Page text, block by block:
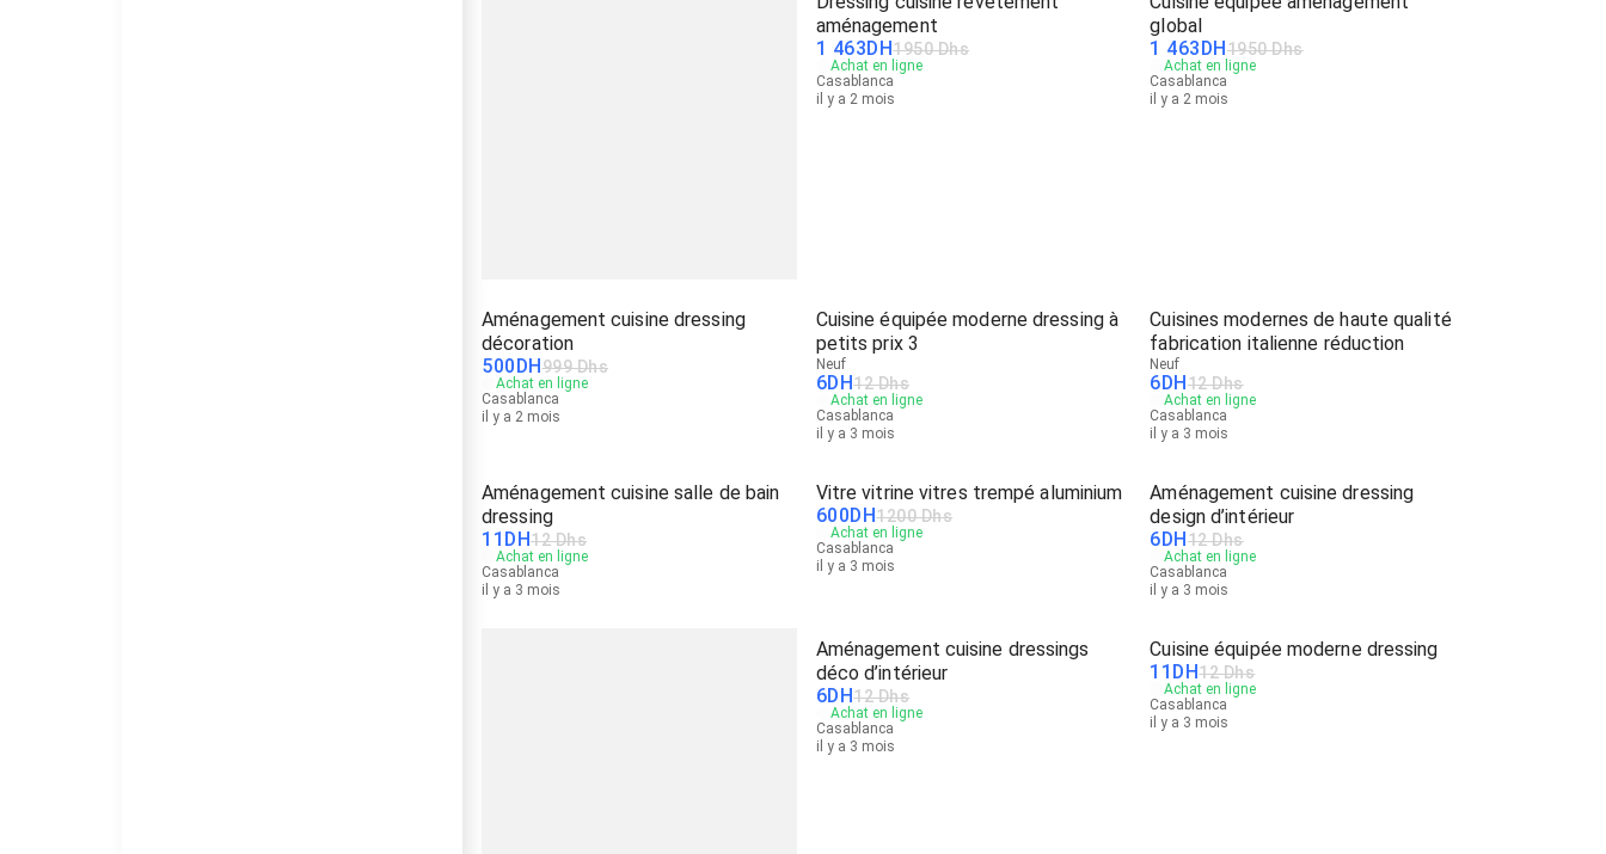
aménagement
1 463DH1950 Dhs
Achat en ligne
Casablanca
il y a 2 mois
global
1 463DH1950 Dhs
Achat en ligne
Casablanca
il y a 2 mois
Aménagement cuisine dressing
décoration
500DH999 Dhs
Achat en ligne
Casablanca
il y a 2 mois
Cuisine équipée moderne dressing à
petits prix 3
Neuf
6DH12 Dhs
Achat en ligne
Casablanca
il y a 3 mois
Cuisines modernes de haute qualité
fabrication italienne réduction
Neuf
6DH12 Dhs
Achat en ligne
Casablanca
il y a 3 mois
Aménagement cuisine salle de bain
dressing
11 DH12 Dhs
Achat en ligne
Casablanca
il y a 3 mois
Vitre vitrine vitres trempé aluminium
600DH1200 Dhs
Achat en ligne
Casablanca
il y a 3 mois
Aménagement cuisine dressing
design d’intérieur
6DH12 Dhs
Achat en ligne
Casablanca
il y a 3 mois
Aménagement cuisine dressings
déco d’intérieur
6DH12 Dhs
Achat en ligne
Casablanca
il y a 3 mois
Cuisine équipée moderne dressing
11 DH12 Dhs
Achat en ligne
Casablanca
il y a 3 mois